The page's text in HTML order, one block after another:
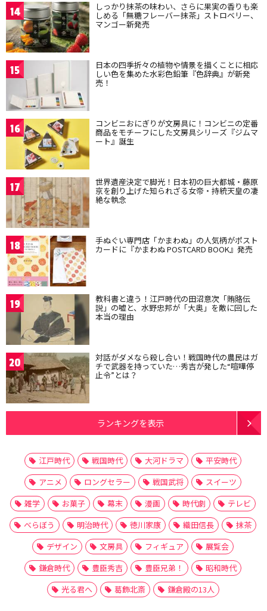
14 しっかり抹茶の味わい、さらに果実の香りも楽
しめる「無糖フレーバー抹茶」ストロベリー、
マンゴー新発売
15 日本の四季折々の植物や情景を描くことに相応
しい色を集めた水彩色鉛筆『色辞典』が新発
売！
16 コンビニおにぎりが文房具に！コンビニの定番
商品をモチーフにした文房具シリーズ『ジムマ
ート』誕生
17 世界遺産決定で脚光！日本初の巨大都城・藤原
京を創り上げた知られざる女帝・持統天皇の凄
絶な執念
18 手ぬぐい専門店「かまわぬ」の人気柄がポスト
カードに『かまわぬ POSTCARD BOOK』発売
19 教科書と違う！江戸時代の田沼意次「賄賂伝
説」の嘘と、水野忠邦が「大奥」を敵に回した
本当の理由
20 対話がダメなら殺し合い！戦国時代の農民はガ
チで武器を持っていた…秀吉が発した“喧嘩停
止令”とは？
ランキングを表示
江戸時代 戦国時代 大河ドラマ
平安時代
アニメ
ロングセラー 戦国武将
スイーツ
雑学
お菓子 幕末 漫画 時代劇
テレビ
べらぼう
明治時代 徳川家康 織田信長
抹茶
デザイン
文房具 フィギュア
展覧会
鎌倉時代
豊臣秀吉 豊臣兄弟！
昭和時代
光る君へ
葛飾北斎 鎌倉殿の13人